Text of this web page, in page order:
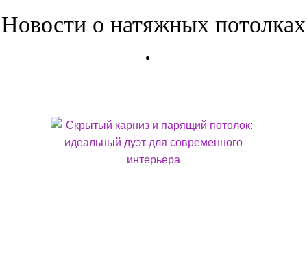
Новости о натяжных потолках